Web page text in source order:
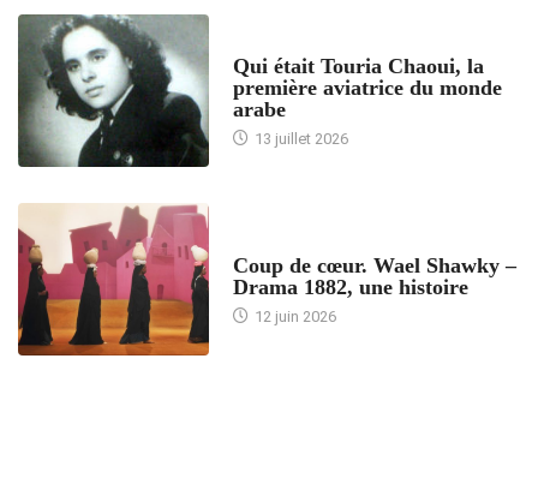
Qui était Touria Chaoui, la
première aviatrice du monde
arabe
13 juillet 2026
Coup de cœur. Wael Shawky –
Drama 1882, une histoire
12 juin 2026